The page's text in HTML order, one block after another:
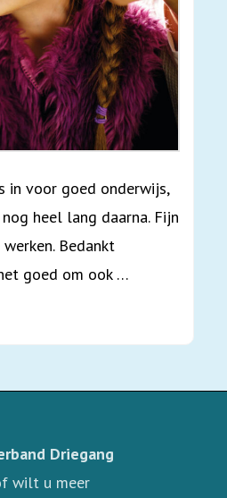
in voor goed onderwijs,
heel lang daarna. Fijn
Bedankt
goed om ook …
Driegang
wilt u meer